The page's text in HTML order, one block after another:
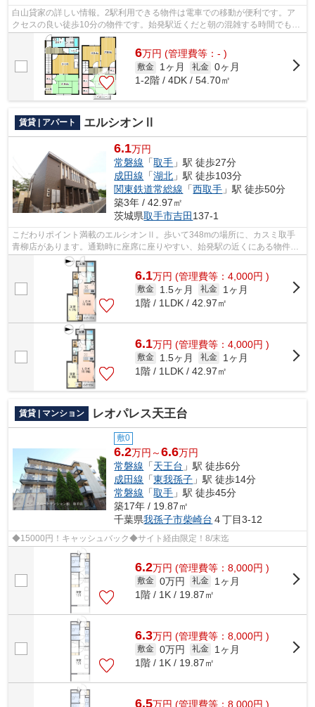
白山貸家の詳しい情報。2駅利用できる物件は電車での移動が便利です。ア
クセスの良い徒歩10分の物件です。始発駅近くだと朝の混雑する時間でも電
車に座りやすいです。物件選びの際は条...
6万円 (管理費等：- )
敷金 1ヶ月 礼金 0ヶ月
1-2階 / 4DK / 54.70㎡
賃貸 | アパート エルシオンⅡ
6.1万円
常磐線 「取手 」駅 徒歩27分
成田線 「湖北 」駅 徒歩103分
関東鉄道常総線 「西取手 」駅 徒歩50分
築3年 / 42.97㎡
茨城県取手市吉田 137-1
こだわりポイント満載のエルシオンⅡ。歩いて348mの場所に、カスミ取手
青柳店があります。通勤時に座席に座りやすい、始発駅の近くにある物件は
いかがですか。令和5年に建設された物件...
6.1万円 (管理費等：4,000円 )
敷金 1.5ヶ月 礼金
1ヶ月
1階 / 1LDK / 42.97㎡
6.1万円 (管理費等：4,000円 )
敷金 1.5ヶ月 礼金
1ヶ月
1階 / 1LDK / 42.97㎡
賃貸 | マンション レオパレス天王台
敷0
6.2万円～6.6万円
常磐線 「天王台 」駅 徒歩6分
成田線 「東我孫子 」駅 徒歩14分
常磐線 「取手 」駅 徒歩45分
築17年 / 19.87㎡
千葉県我孫子市柴崎台 ４丁目3-12
◆15000円！キャッシュバック◆サイト経由限定！8/末迄
6.2万円 (管理費等：8,000円 )
敷金 0万円 礼金
1ヶ月
1階 / 1K / 19.87㎡
6.3万円 (管理費等：8,000円 )
敷金 0万円 礼金
1ヶ月
1階 / 1K / 19.87㎡
6.5万円 (管理費等：8,000円 )